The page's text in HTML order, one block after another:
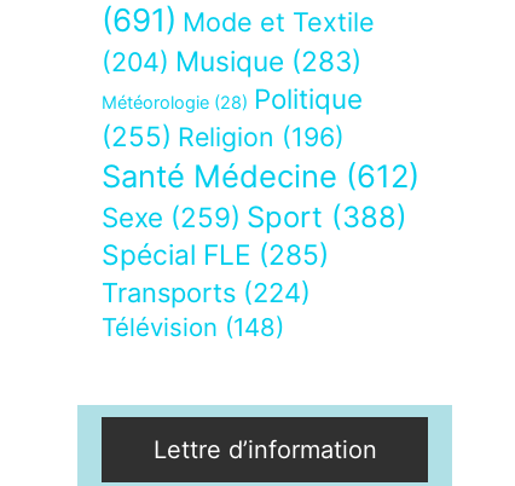
(691) Mode et Textile
(204) Musique (283)
Météorologie (28) Politique
(255) Religion (196)
Santé Médecine (612)
Sexe (259) Sport (388)
Spécial FLE (285)
Transports (224)
Télévision (148)
Lettre d’information